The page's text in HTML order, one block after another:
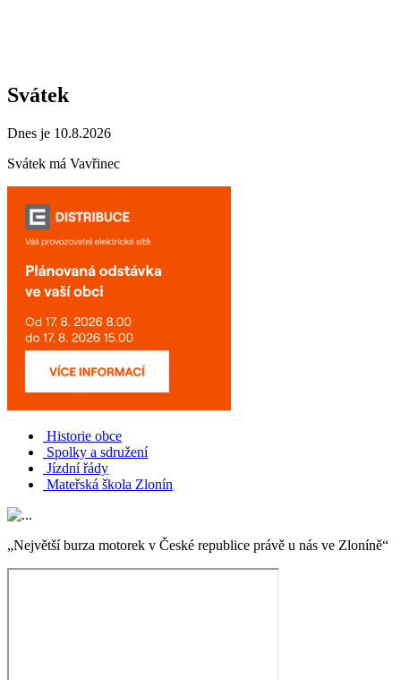
Svátek
Dnes je 10.8.2026
Svátek má Vavřinec
Historie obce
Spolky a sdružení
Jízdní řády
Mateřská škola Zlonín
„Největší burza motorek v České republice právě u nás ve Zloníně“